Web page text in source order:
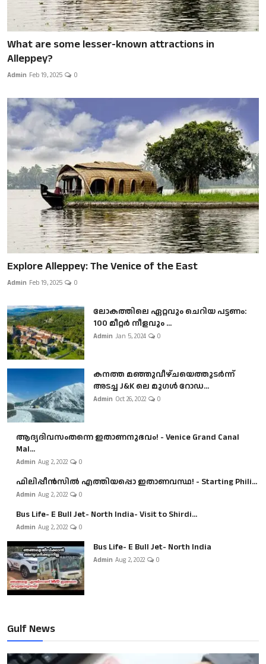
What are some lesser-known attractions in
Alleppey?
Admin Feb 19, 2025 0
Explore Alleppey: The Venice of the East
Admin Feb 19, 2025 0
ലോകത്തിലെ ഏറ്റവും ചെറിയ പട്ടണം:
100 മീറ്റർ നീളവും ...
Admin Jan 5, 2024 0
കനത്ത മഞ്ഞുവീഴ്ചയെത്തുടർന്ന്
അടച്ച J&K ലെ മുഗൾ റോഡ...
Admin Oct 26, 2022 0
ആദ്യദിവസംതന്നെ ഇതാണനുഭവം! - Venice Grand Canal
Mal...
Admin Aug 2, 2022 0
ഫിലിപ്പീൻസിൽ എത്തിയപ്പൊ ഇതാണവസ്ഥ! - Starting Phili...
Admin Aug 2, 2022 0
Bus Life- E Bull Jet- North India- Visit to Shirdi...
Admin Aug 2, 2022 0
Bus Life- E Bull Jet- North India
Admin Aug 2, 2022 0
Gulf News